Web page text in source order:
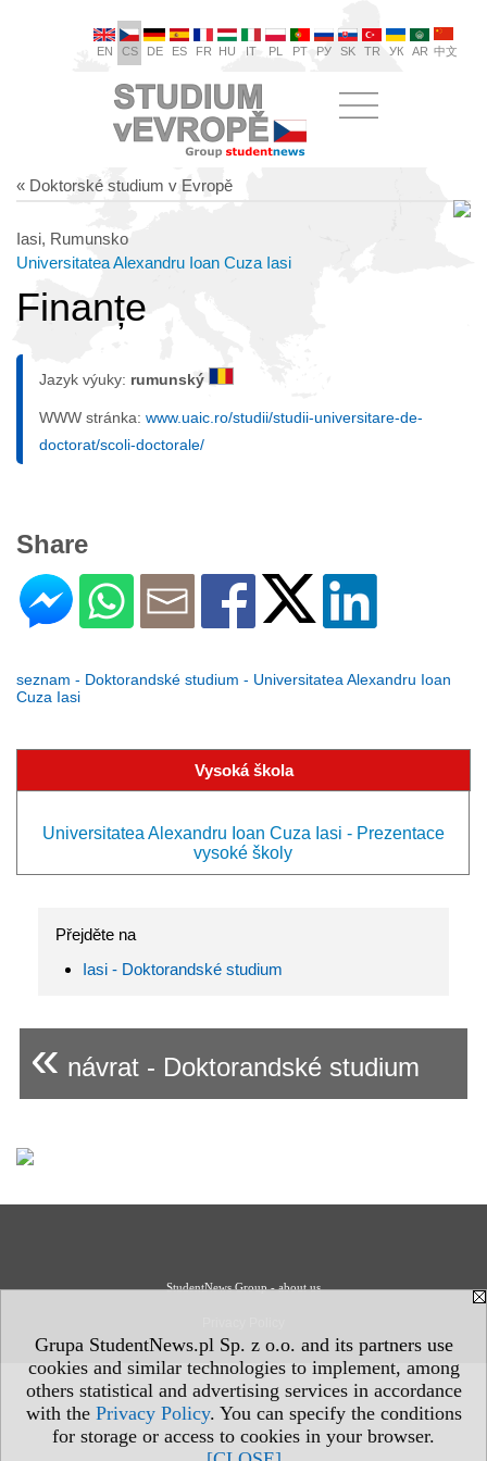
Grupa StudentNews.pl Sp. z o.o. and its partners use
cookies and similar technologies to implement, among
others statistical and advertising services in accordance
with the Privacy Policy. You can specify the conditions
for storage or access to cookies in your browser.
EN CS DE ES FR HU IT PL PT РУ SK TR УК AR 中文
« Doktorské studium v Evropě
Iasi, Rumunsko
Universitatea Alexandru Ioan Cuza Iasi
Finanțe
Jazyk výuky: rumunský
WWW stránka: www.uaic.ro/studii/studii-universitare-de-
doctorat/scoli-doctorale/
Share
seznam - Doktorandské studium - Universitatea Alexandru Ioan
Cuza Iasi
Vysoká škola
Universitatea Alexandru Ioan Cuza Iasi - Prezentace
vysoké školy
Přejděte na
Iasi - Doktorandské studium
« návrat - Doktorandské studium
StudentNews Group - about us